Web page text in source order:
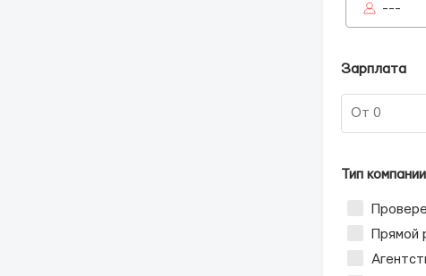
---
Зарплата
Тип компании
Прямой